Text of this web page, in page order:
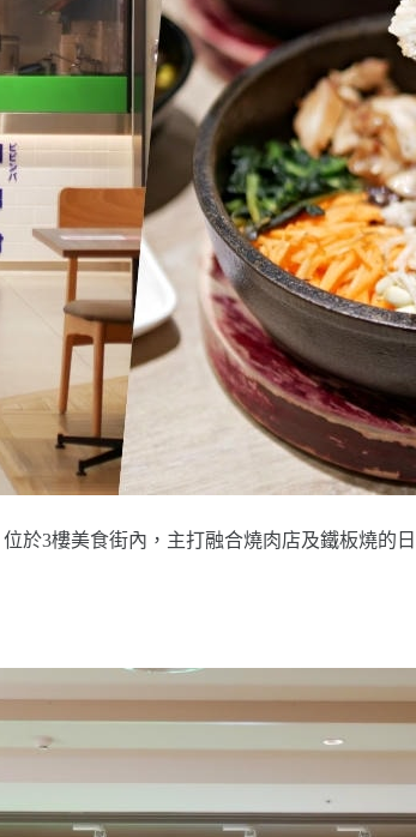
位於3樓美食街內，主打融合燒肉店及鐵板燒的